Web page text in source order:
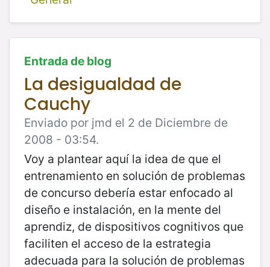
Entrada de blog
La desigualdad de
Cauchy
Enviado por jmd el 2 de Diciembre de
2008 - 03:54.
Voy a plantear aquí la idea de que el
entrenamiento en solución de problemas
de concurso debería estar enfocado al
diseño e instalación, en la mente del
aprendiz, de dispositivos cognitivos que
faciliten el acceso de la estrategia
adecuada para la solución de problemas